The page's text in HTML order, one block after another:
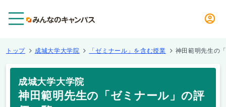
トップ 成城大学大学院 「ゼミナール」を含む授業 神田範明先生の
成城大学大学院
神田範明先生の「ゼミナール」の評